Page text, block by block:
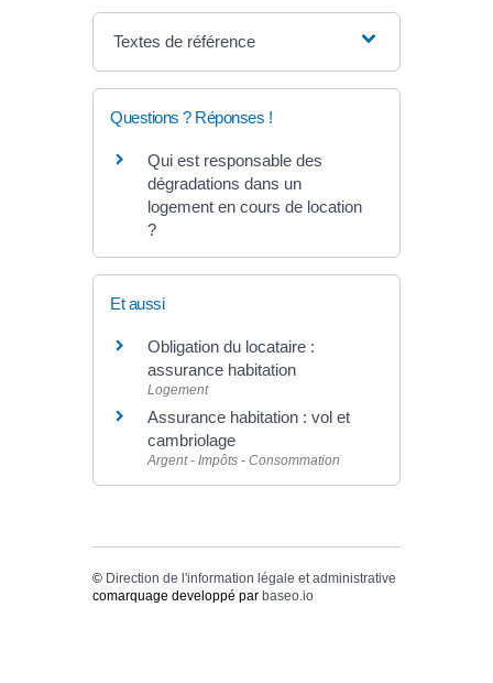
Textes de référence
Questions ? Réponses !
Qui est responsable des
dégradations dans un
logement en cours de location
?
Et aussi
Obligation du locataire :
assurance habitation
Logement
Assurance habitation : vol et
cambriolage
Argent - Impôts - Consommation
© Direction de l'information légale et administrative
comarquage developpé par baseo.io